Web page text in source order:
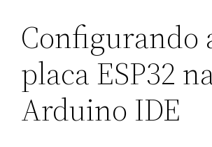
Configurando
placa ESP32
Arduino IDE